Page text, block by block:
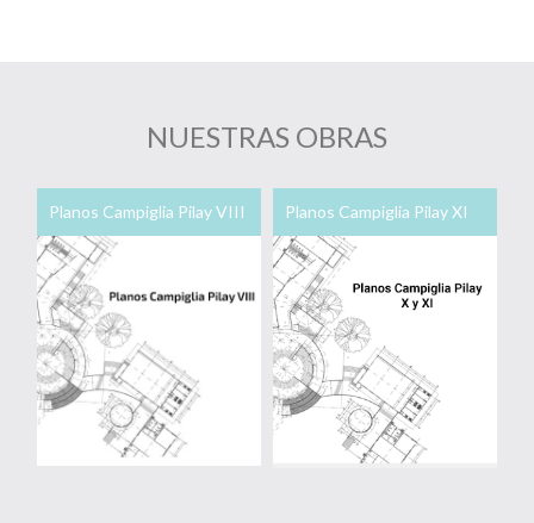
NUESTRAS OBRAS
Planos Campiglia Pilay VIII Planos Campiglia Pilay XI